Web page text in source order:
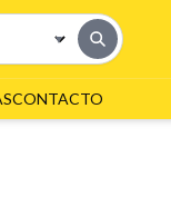
▼
CONTACTO